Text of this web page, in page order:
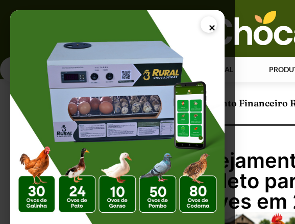
×
PÁGINA INICIAL
Página Inicial |Como Fazer Planejamento Financeiro
Como Fazer
Rural: Guia Completo
sua Criação de Aves